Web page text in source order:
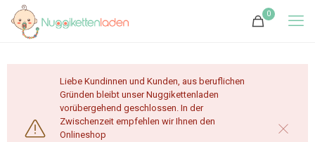
0
Liebe Kundinnen und Kunden, aus beruflichen
Gründen bleibt unser Nuggikettenladen
vorübergehend geschlossen. In der
Zwischenzeit empfehlen wir Ihnen den
Onlineshop